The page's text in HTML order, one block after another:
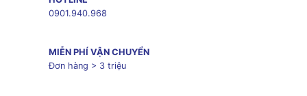
0901.940.968
MIỄN PHÍ VẬN CHUYỂN
Đơn hàng > 3 triệu